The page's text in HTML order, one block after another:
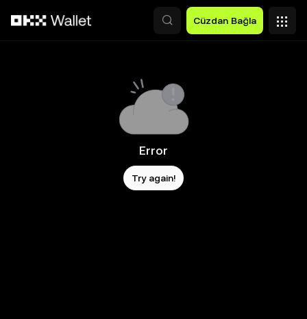
Cüzdan Bağla
Error
Try again!